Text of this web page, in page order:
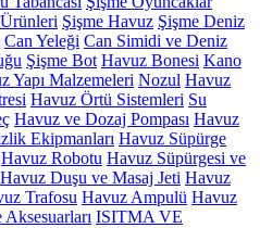
Şişme Havuz Şişme Deniz
Can Yeleği Can Simidi ve Deniz
Şişme Bot Havuz Bonesi Kano
Yapı Malzemeleri Nozul Havuz
Havuz Örtü Sistemleri Su
Havuz ve Dozaj Pompası Havuz
Ekipmanları Havuz Süpürge
Havuz Robotu Havuz Süpürgesi ve
Havuz Duşu ve Masaj Jeti Havuz
Trafosu Havuz Ampulü Havuz
ISITMA VE